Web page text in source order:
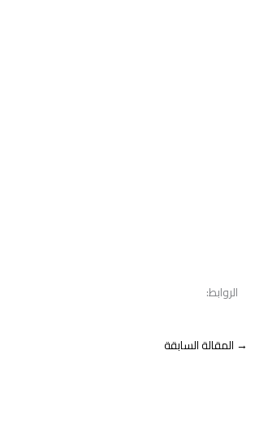
الروابط:
→ المقالة السابقة